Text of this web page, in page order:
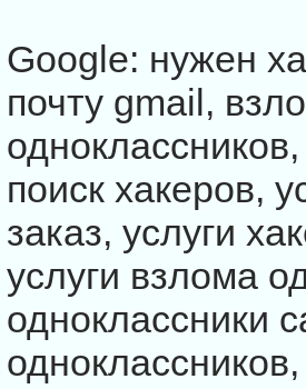
Google: нужен
почту gmail,
поиск хакеров,
заказ, услуги
услуги взлома
одноклассники